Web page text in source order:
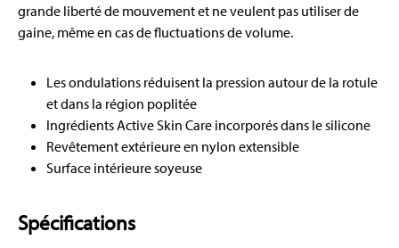
grande liberté de mouvement et ne veulent pas utiliser de
gaine, même en cas de fluctuations de volume.
Les ondulations réduisent la pression autour de la rotule
et dans la région poplitée
Ingrédients Active Skin Care incorporés dans le silicone
Revêtement extérieure en nylon extensible
Surface intérieure soyeuse
Spécifications